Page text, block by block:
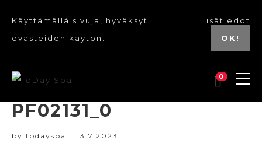
Käyttämällä sivuja, hyväksyt
evästeiden käytön.
Lisätiedot
OK!
0
PF02131_0
by todayspa 13.7.2023